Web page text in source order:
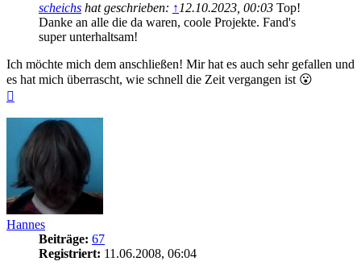
scheichs hat geschrieben: ↑ 12.10.2023, 00:03 Top!
Danke an alle die da waren, coole Projekte. Fand's
super unterhaltsam!
Ich möchte mich dem anschließen! Mir hat es auch sehr gefallen und
es hat mich überrascht, wie schnell die Zeit vergangen ist 😮
Hannes
Beiträge: 67
Registriert: 11.06.2008, 06:04